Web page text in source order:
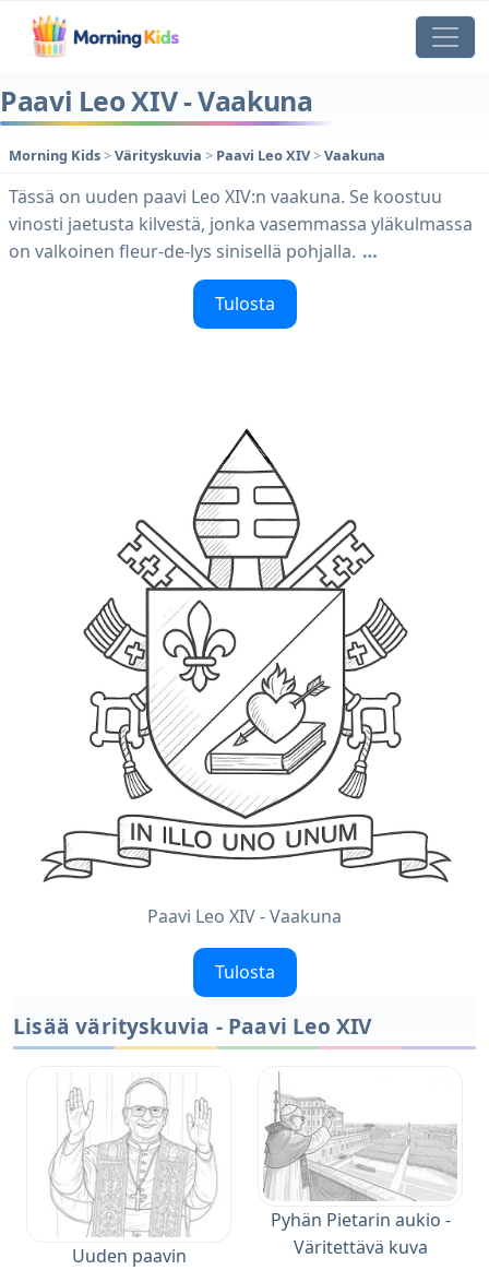
Paavi Leo XIV - Vaakuna
Morning Kids>Värityskuvia > Paavi Leo XIV>Vaakuna
Tässä on uuden paavi Leo XIV:n vaakuna. Se koostuu
vinosti jaetusta kilvestä, jonka vasemmassa yläkulmassa
on valkoinen fleur-de-lys sinisellä pohjalla. …
Tulosta
Paavi Leo XIV - Vaakuna
Tulosta
Lisää värityskuvia - Paavi Leo XIV
Uuden paavin
Pyhän Pietarin aukio -
Väritettävä kuva